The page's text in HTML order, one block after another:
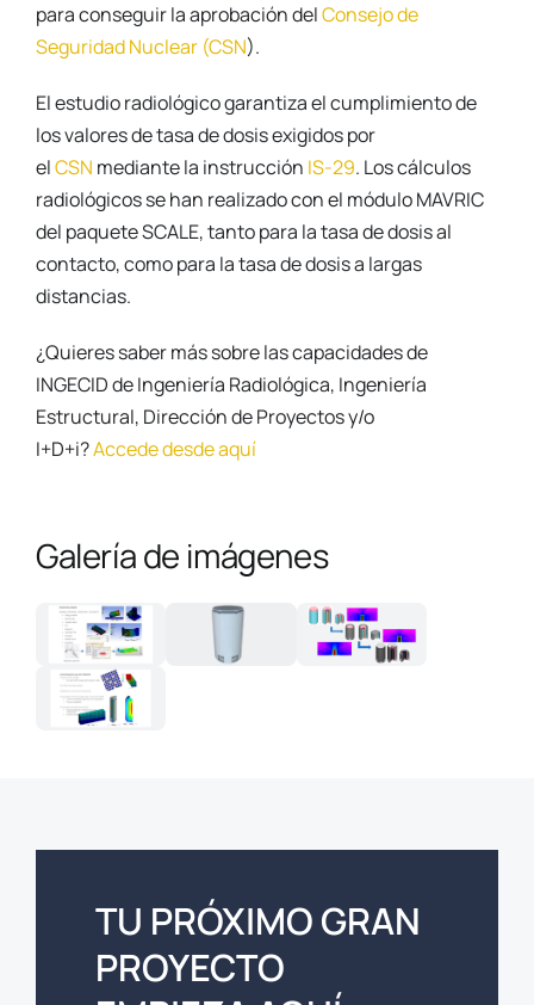
para conseguir la aprobación delConsejo de
Seguridad Nuclear (CSN).
El estudio radiológico garantiza el cumplimiento de
los valores de tasa de dosis exigidos por
elCSN mediante la instrucción IS-29. Los cálculos
radiológicos se han realizado con el módulo MAVRIC
del paquete SCALE, tanto para la tasa de dosis al
contacto, como para la tasa de dosis a largas
distancias.
¿Quieres saber más sobre las capacidades de
INGECID de Ingeniería Radiológica, Ingeniería
Estructural, Dirección de Proyectos y/o
I+D+i?Accede desde aquí
Galería de imágenes
TU PRÓXIMO GRAN
PROYECTO